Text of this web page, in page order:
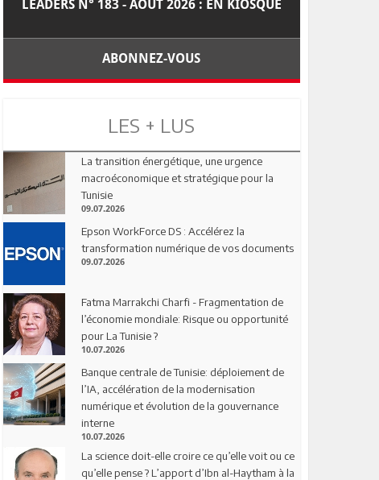
LEADERS N° 183 - AOÛT 2026 : EN KIOSQUE
ABONNEZ-VOUS
LES + LUS
La transition énergétique, une urgence
macroéconomique et stratégique pour la
Tunisie
09.07.2026
Epson WorkForce DS : Accélérez la
transformation numérique de vos documents
09.07.2026
Fatma Marrakchi Charfi - Fragmentation de
l’économie mondiale: Risque ou opportunité
pour La Tunisie ?
10.07.2026
Banque centrale de Tunisie: déploiement de
l’IA, accélération de la modernisation
numérique et évolution de la gouvernance
interne
10.07.2026
La science doit-elle croire ce qu’elle voit ou ce
qu’elle pense ? L’apport d’Ibn al-Haytham à la